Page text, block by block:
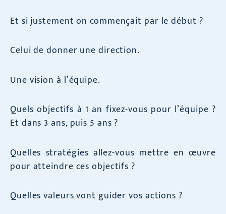
Et si justement on commençait par le début ?
Celui de donner une direction.
Une vision à l’équipe.
Quels objectifs à 1 an fixez-vous pour l’équipe ?
Et dans 3 ans, puis 5 ans ?
Quelles stratégies allez-vous mettre en œuvre
pour atteindre ces objectifs ?
Quelles valeurs vont guider vos actions ?